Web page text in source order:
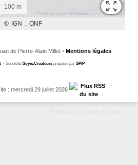
de Pierre-Alain Millet • Mentions légales
• Squelette SoyezCréateurs propulsé par SPIP
: mercredi 29 juillet 2026